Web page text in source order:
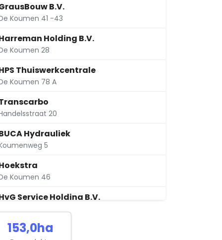
B.V.
Koumen 41 -43
Holding B.V.
Koumen 28
Thuiswerkcentrale
Koumen 78 A
20
Hydrauliek
5
Koumen 46
Service Holding B.V.
M.J. Gransier B.V.
153,0ha